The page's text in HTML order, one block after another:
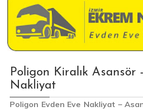
Poligon Kiralık Asansör
Nakliyat
Poligon Evden Eve Nakliyat –